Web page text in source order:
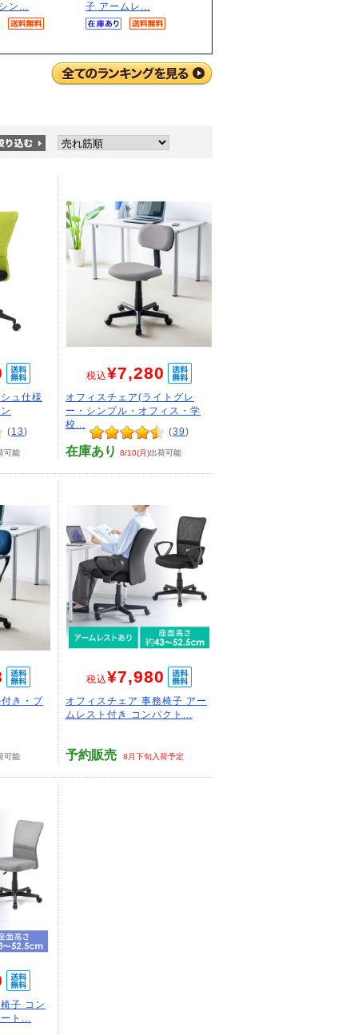
ン...
子 アームレ...
ュ仕様
(13)
可能
税込¥7,280
オフィスチェア(ライトグレ
ー・シンプル・オフィス・学
校...
(39)
在庫あり 8/10(月)出荷可能
き・ブ
可能
税込¥7,980
オフィスチェア 事務椅子 アー
ムレスト付き コンパクト...
予約販売 8月下旬入荷予定
子 コン
ト...